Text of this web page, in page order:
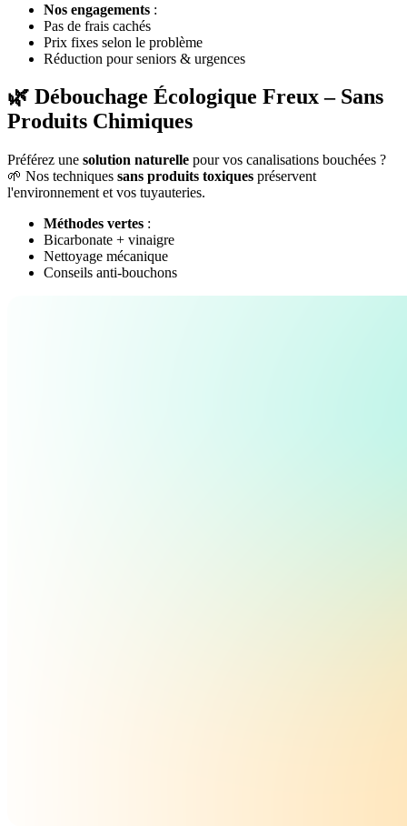
Nos engagements :
Pas de frais cachés
Prix fixes selon le problème
Réduction pour seniors & urgences
🌿 Débouchage Écologique Freux – Sans
Produits Chimiques
Préférez une solution naturelle pour vos canalisations bouchées ?
🌱 Nos techniques sans produits toxiques préservent
l'environnement et vos tuyauteries.
Méthodes vertes :
Bicarbonate + vinaigre
Nettoyage mécanique
Conseils anti-bouchons